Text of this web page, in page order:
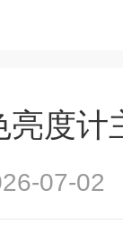
亮度计
07-